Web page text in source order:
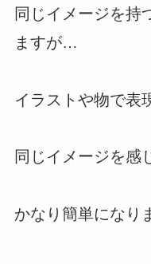
同じイメージを持
ますが…
イラストや物で表
同じイメージを感
かなり簡単になり